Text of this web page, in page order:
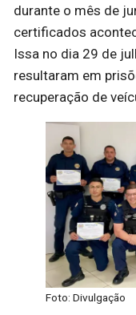
durante o mês de
certificados
Issa no dia 29 de
resultaram em
recuperação de
Foto: Divulgação